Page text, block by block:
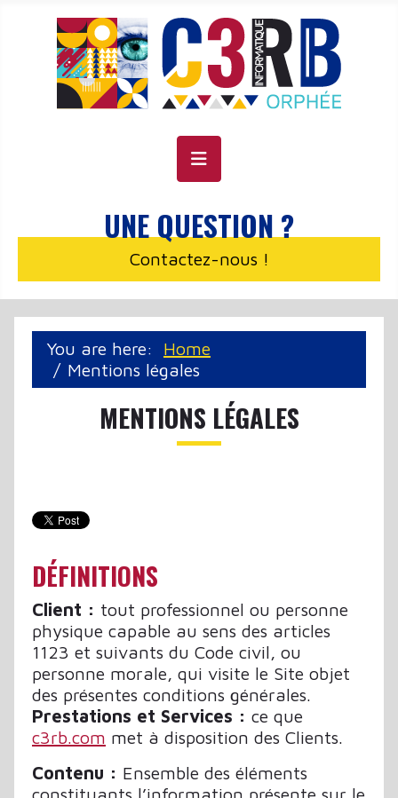
UNE QUESTION ?
Contactez-nous !
You are here: Home
Mentions légales
MENTIONS LÉGALES
DÉFINITIONS
Client : tout professionnel ou personne
physique capable au sens des articles
1123 et suivants du Code civil, ou
personne morale, qui visite le Site objet
des présentes conditions générales.
Prestations et Services : ce que
c3rb.com met à disposition des Clients.
Contenu : Ensemble des éléments